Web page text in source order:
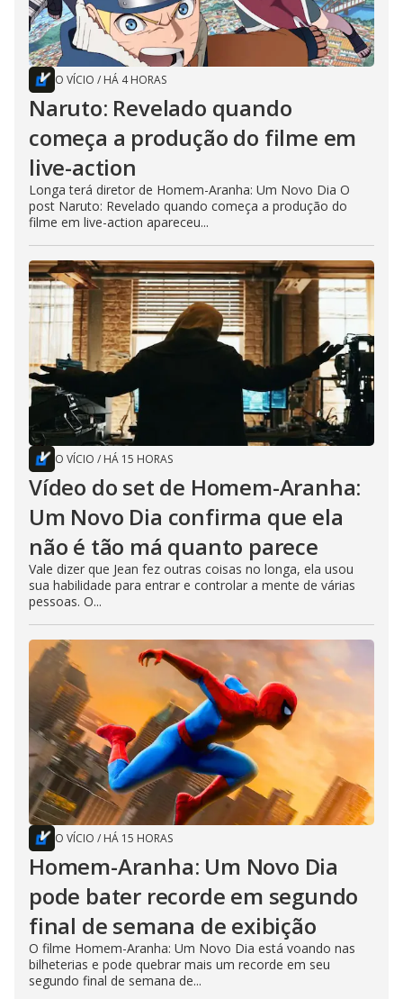
O VÍCIO / HÁ 4 HORAS
Naruto: Revelado quando
começa a produção do filme em
live-action
Longa terá diretor de Homem-Aranha: Um Novo Dia O
post Naruto: Revelado quando começa a produção do
filme em live-action apareceu...
O VÍCIO / HÁ 15 HORAS
Vídeo do set de Homem-Aranha:
Um Novo Dia confirma que ela
não é tão má quanto parece
Vale dizer que Jean fez outras coisas no longa, ela usou
sua habilidade para entrar e controlar a mente de várias
pessoas. O...
O VÍCIO / HÁ 15 HORAS
Homem-Aranha: Um Novo Dia
pode bater recorde em segundo
final de semana de exibição
O filme Homem-Aranha: Um Novo Dia está voando nas
bilheterias e pode quebrar mais um recorde em seu
segundo final de semana de...